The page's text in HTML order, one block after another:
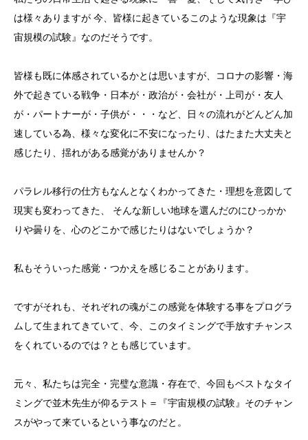
は様々ありますが 今、皆様に起きているこのような現象は『宇
宙規模の試験』なのだそうです。
皆様も既に体感されているかとは思いますが、コロナの影響・海
外で起きている戦争・日本が・政治が・会社が・上司が・友人
が・パートナーが・子供が・・・など、日々の流れがどんどん加
速している為、様々な変化に不安になったり、はたまた大丈夫と
感じたり、揺れがある感覚がありませんか？
パラレル移行の仕方もなんとなくわかってきた・理想を意図して
現実も変わってきた、 そんな新しい地球を選んだのにひっかか
りや曇りを、心のどこかで感じたりはないでしょうか？
私もそういった感覚・つかえを感じることがあります。
ですがそれも、それぞれの魂がこの感覚を体験する事をプログラ
ムして生まれてきていて、今、このタイミングで手放すチャンス
をくれているのでは？とも感じています。
元々、私たちは完全・完璧な意識・存在で、今回もベストなタイ
ミングで並木先生が仰るテスト＝『宇宙規模の試験』そのチャン
スがやって来ているという事なのだと。